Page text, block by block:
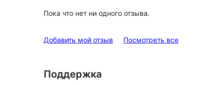
Пока что нет ни одного отзыва.
Добавить мой отзыв Посмотреть всеотзывы
Поддержка